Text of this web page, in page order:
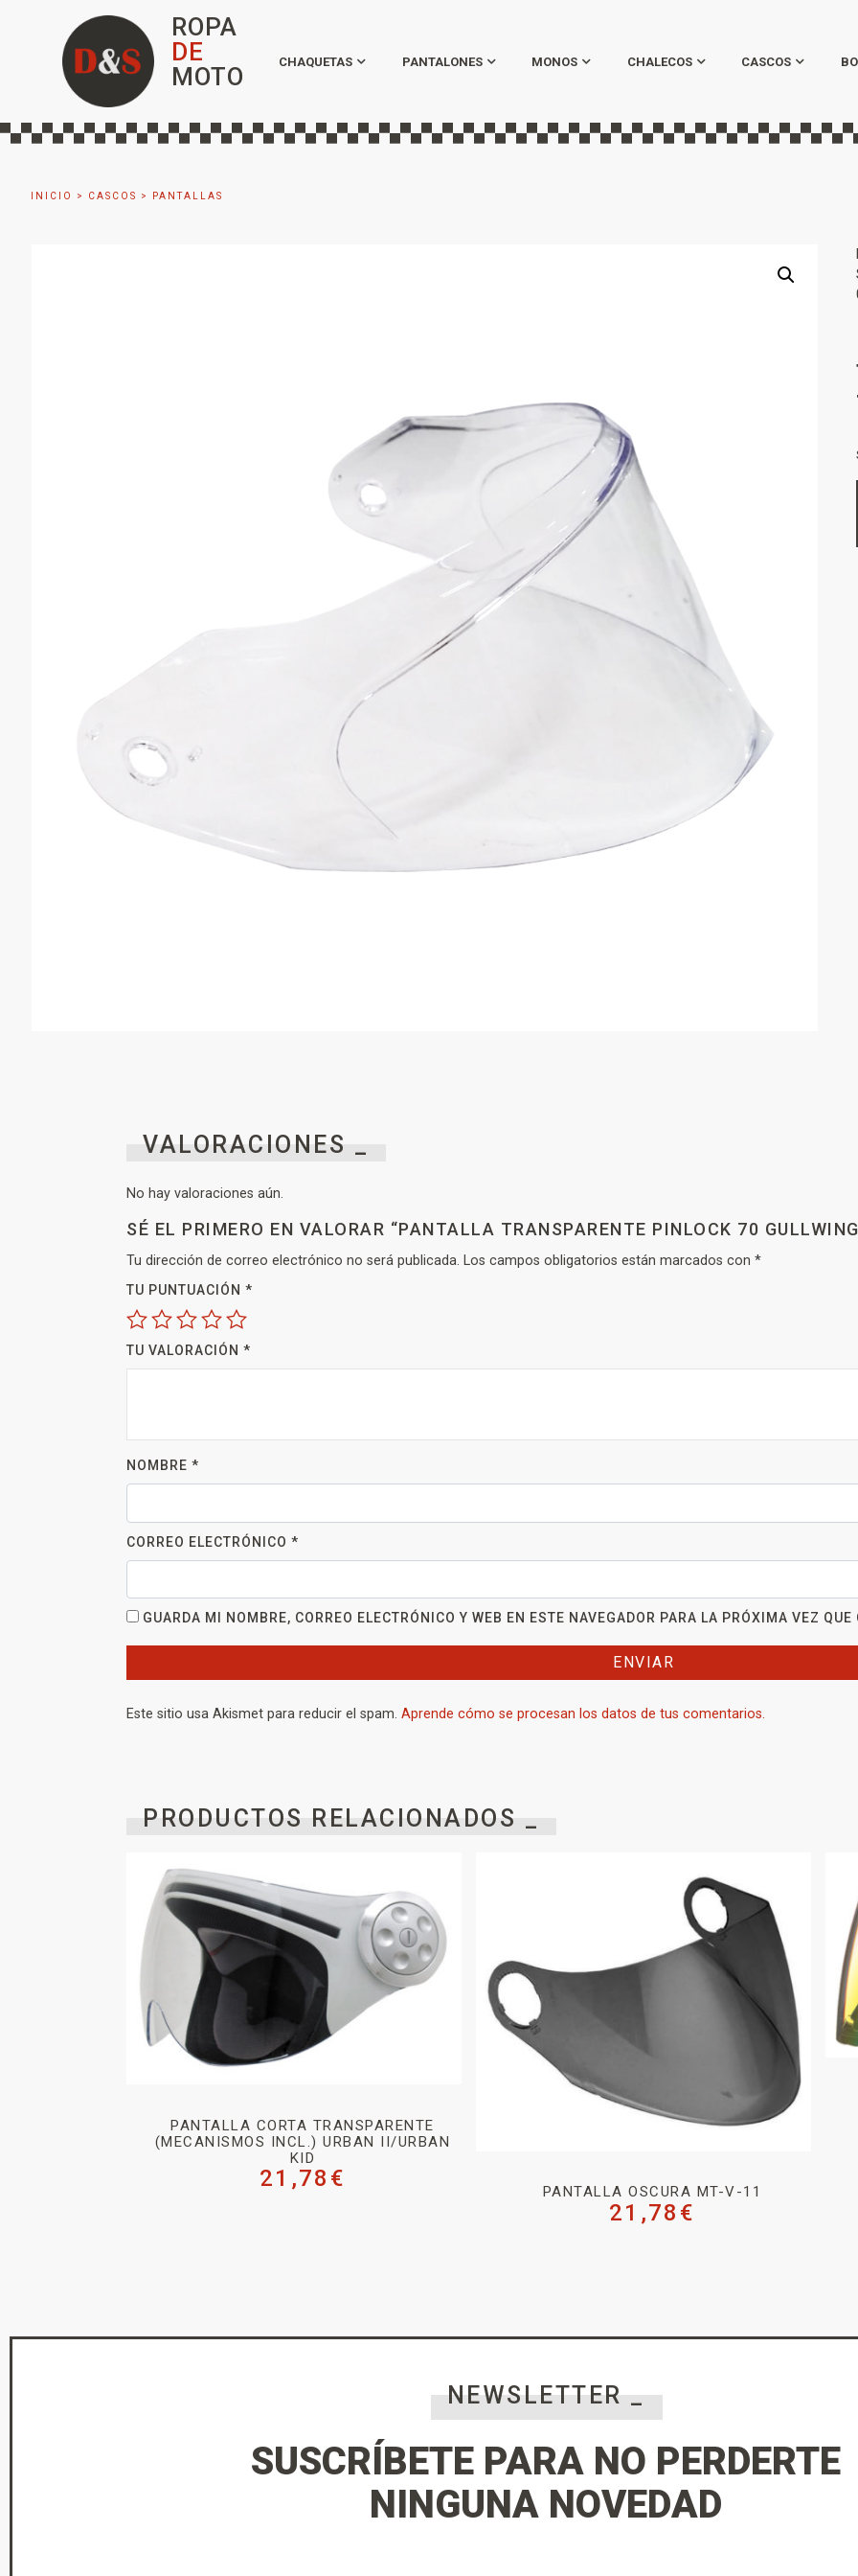
ROPA
DE
MOTO
CHAQUETAS PANTALONES MONOS CHALECOS CASCOS
INICIO > CASCOS > PANTALLAS
VALORACIONES _
No hay valoraciones aún.
SÉ EL PRIMERO EN VALORAR “PANTALLA TRANSPARENTE PINLOCK 70
Tu dirección de correo electrónico no será publicada. Los campos obligatorios están marcados con *
TU PUNTUACIÓN *
TU VALORACIÓN *
NOMBRE *
CORREO ELECTRÓNICO *
GUARDA MI NOMBRE, CORREO ELECTRÓNICO Y WEB EN ESTE NAVEGADOR PARA LA PRÓXIMA VEZ QUE
Este sitio usa Akismet para reducir el spam. Aprende cómo se procesan los datos de tus comentarios.
PRODUCTOS RELACIONADOS _
PANTALLA CORTA TRANSPARENTE
(MECANISMOS INCL.) URBAN II/URBAN
KID
21,78 €
PANTALLA OSCURA MT-V-11
21,78 €
NEWSLETTER _
SUSCRÍBETE PARA NO PERDERTE
NINGUNA NOVEDAD